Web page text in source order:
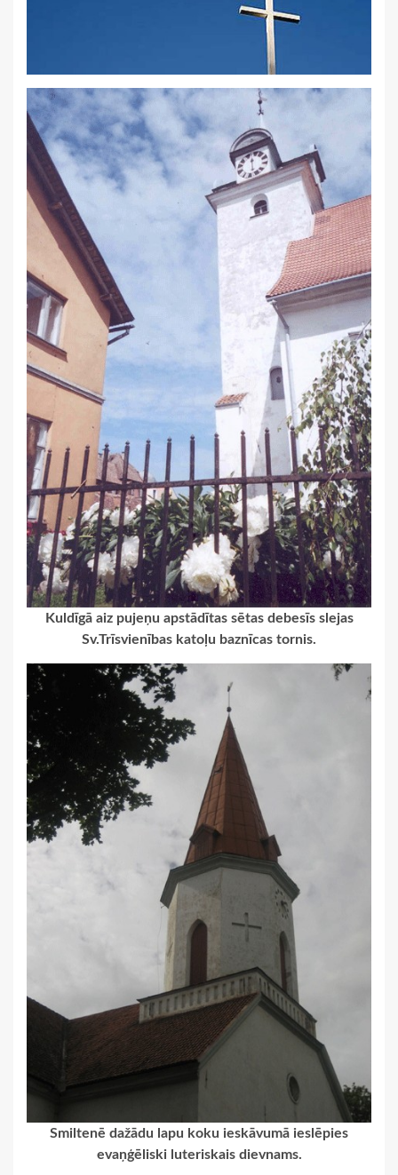
Kuldīgā aiz pujeņu apstādītas sētas debesīs slejas
Sv.Trīsvienības katoļu baznīcas tornis.
Smiltenē dažādu lapu koku ieskāvumā ieslēpies
evaņģēliski luteriskais dievnams.